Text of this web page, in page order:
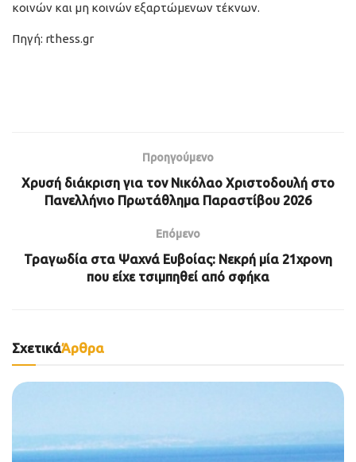
κοινών και μη κοινών εξαρτώμενων τέκνων.
Πηγή: rthess.gr
Προηγούμενο
Χρυσή διάκριση για τον Νικόλαο Χριστοδουλή στο
Πανελλήνιο Πρωτάθλημα Παραστίβου 2026
Επόμενο
Τραγωδία στα Ψαχνά Ευβοίας: Νεκρή μία 21χρονη
που είχε τσιμπηθεί από σφήκα
ΣχετικάΆρθρα